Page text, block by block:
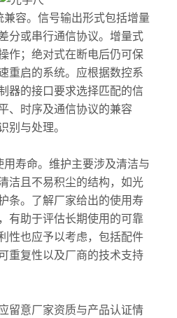
容。信号输出形式包括增量
分或串行通信协议。增量式
作；绝对式在断电后仍可保
重启的系统。应根据数控系
器的接口要求选择匹配的信
、时序及通信协议的兼容
别与处理。
寿命。维护主要涉及清洁与
洁且不易积尘的结构，如光
条。了解厂家给出的使用寿
有助于评估长期使用的可靠
性也应予以考虑，包括配件
重复性以及厂商的技术支持
意厂家资质与产品认证情